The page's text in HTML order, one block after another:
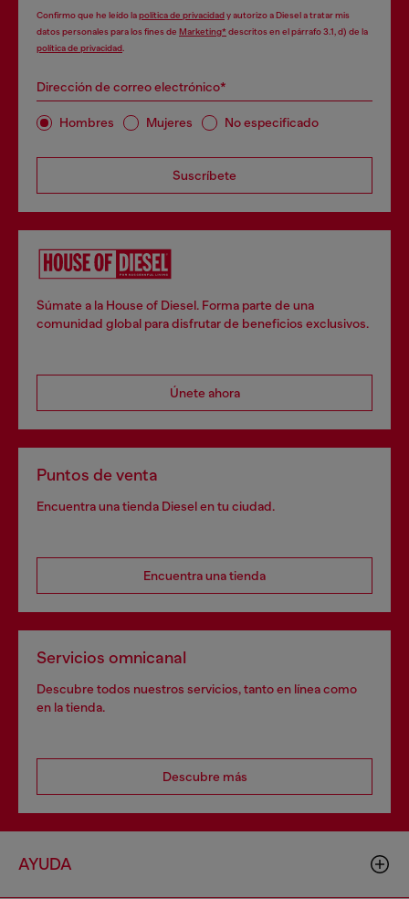
Confirmo que he leído lapolítica de privacidady autorizo a Diesel a tratar mis
datos personales para los fines de Marketing*descritos en el párrafo 3.1, d) de la
política de privacidad
Dirección de correo electrónico*
Hombres Mujeres No especificado
Suscríbete
Súmate a la House of Diesel. Forma parte de una
comunidad global para disfrutar de beneficios exclusivos.
Únete ahora
Puntos de venta
Encuentra una tienda Diesel en tu ciudad.
Encuentra una tienda
Servicios omnicanal
Descubre todos nuestros servicios, tanto en línea como
en la tienda.
Descubre más
AYUDA